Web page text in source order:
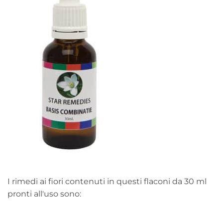
I rimedi ai fiori contenuti in questi flaconi da 30 ml
pronti all'uso sono: